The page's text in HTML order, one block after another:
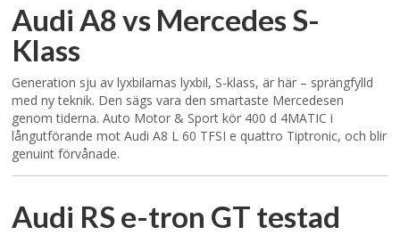
Audi A8 vs Mercedes S-
Klass
Generation sju av lyxbilarnas lyxbil, S-klass, är här – sprängfylld
med ny teknik. Den sägs vara den smartaste Mercedesen
genom tiderna. Auto Motor & Sport kör 400 d 4MATIC i
långutförande mot Audi A8 L 60 TFSI e quattro Tiptronic, och blir
genuint förvånade.
Audi RS e-tron GT testad